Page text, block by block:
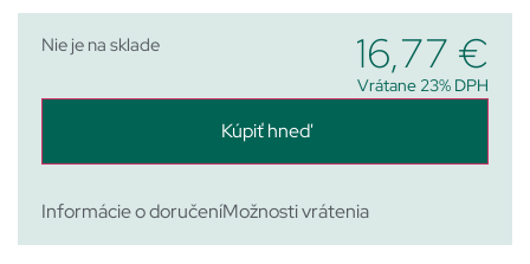
Nie je na sklade 16,77 €
Vrátane 23% DPH
Kúpiť hneď
Informácie o doručeníMožnosti vrátenia